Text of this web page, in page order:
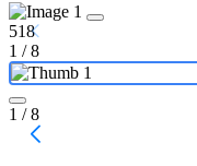
518
1 /8
1 / 8